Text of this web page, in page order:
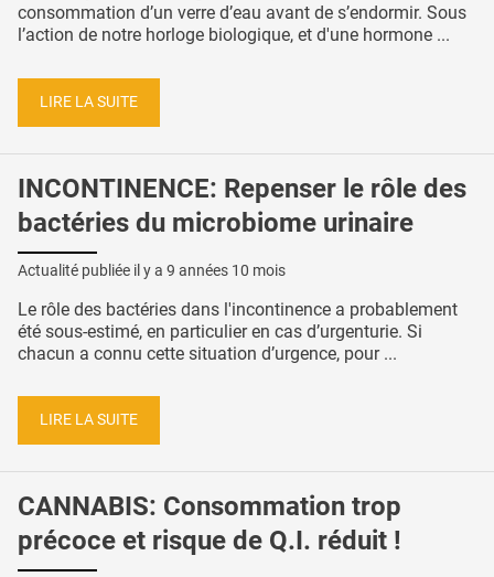
consommation d’un verre d’eau avant de s’endormir. Sous
l’action de notre horloge biologique, et d'une hormone ...
LIRE LA SUITE
INCONTINENCE: Repenser le rôle des
bactéries du microbiome urinaire
Actualité publiée il y a 9 années 10 mois
Le rôle des bactéries dans l'incontinence a probablement
été sous-estimé, en particulier en cas d’urgenturie. Si
chacun a connu cette situation d’urgence, pour ...
LIRE LA SUITE
CANNABIS: Consommation trop
précoce et risque de Q.I. réduit !